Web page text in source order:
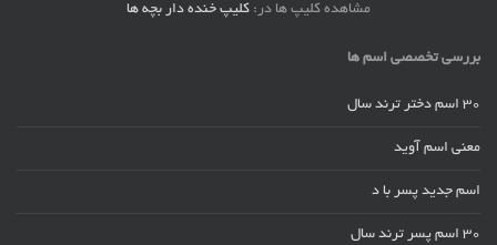
مشاهده کلیپ ها در: کلیپ خنده دار بچه ها
بررسی تخصصی اسم ها
30 اسم دختر ترند سال
معنی اسم آوید
اسم جدید پسر با د
30 اسم پسر ترند سال